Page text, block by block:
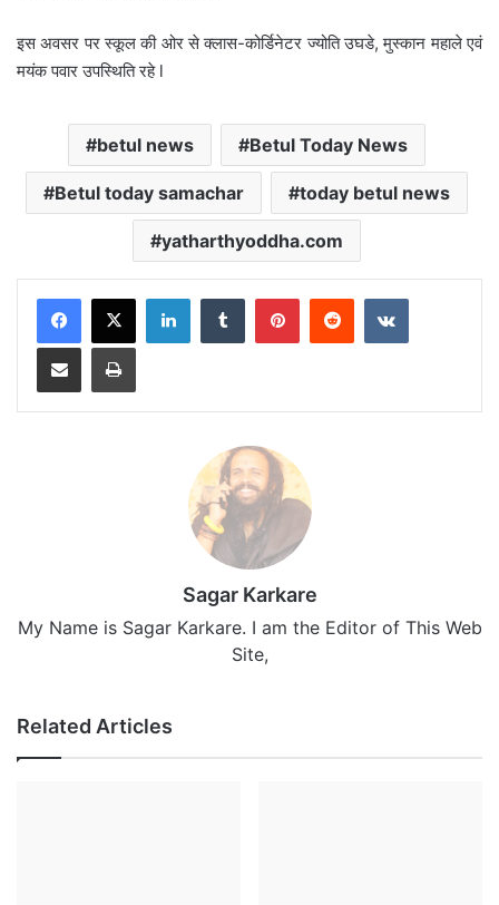
इस अवसर पर स्कूल की ओर से क्लास-कोर्डिनेटर ज्योति उघडे, मुस्कान महाले एवं
मयंक पवार उपस्थिति रहे l
betul news Betul Today News
Betul today samachar today betul news
yatharthyoddha.com
Sagar Karkare
My Name is Sagar Karkare. I am the Editor of This Web
Site,
Related Articles